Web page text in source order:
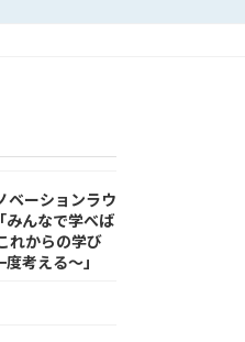
ベーションラウ
みんなで学べば
れからの学び
考える～」